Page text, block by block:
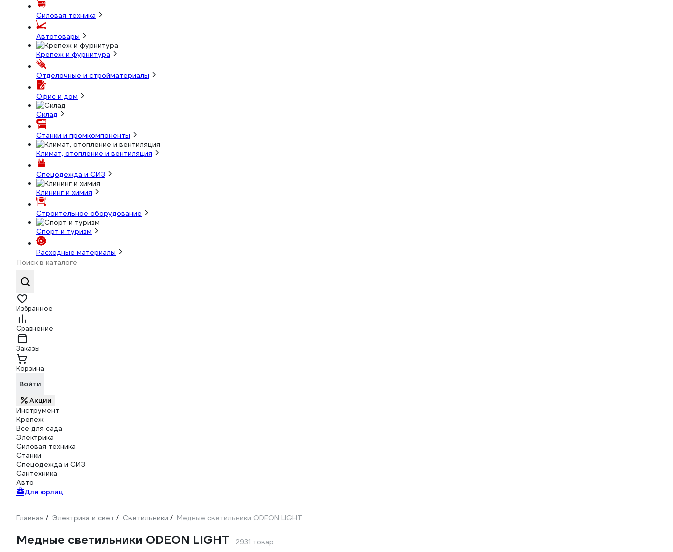
Силовая техника
Автотовары
Крепёж и фурнитура
Отделочные и стройматериалы
Офис и дом
Склад
Станки и промкомпоненты
Климат, отопление и вентиляция
Спецодежда и СИЗ
Клининг и химия
Строительное оборудование
Спорт и туризм
Расходные материалы
Избранное
Сравнение
Заказы
Корзина
Войти
Акции
Инструмент
Крепеж
Всё для сада
Электрика
Силовая техника
Станки
Спецодежда и СИЗ
Сантехника
Авто
Для юрлиц
Главная / Электрика и свет / Светильники / Медные светильники ODEON LIGHT
Медные светильники ODEON LIGHT 2931 товар